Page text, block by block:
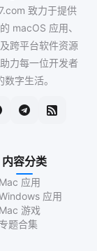
致力于提供
macOS 应用、
跨平台软件资源
力每一位开发者
数字生活。
内容分类
Mac 应用
应用
游戏
题合集